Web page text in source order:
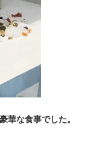
華な食事でした。